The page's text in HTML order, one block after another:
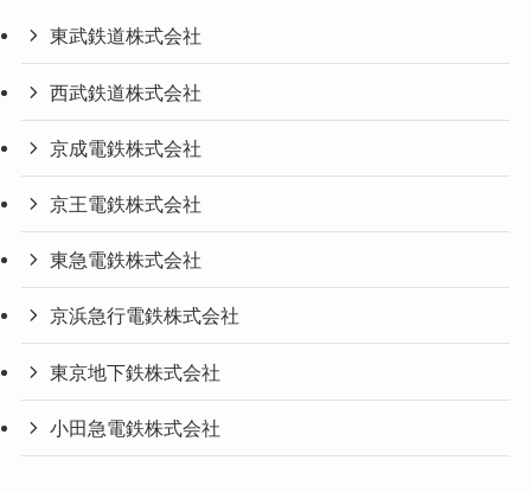
東武鉄道株式会社
西武鉄道株式会社
京成電鉄株式会社
京王電鉄株式会社
東急電鉄株式会社
京浜急行電鉄株式会社
東京地下鉄株式会社
小田急電鉄株式会社